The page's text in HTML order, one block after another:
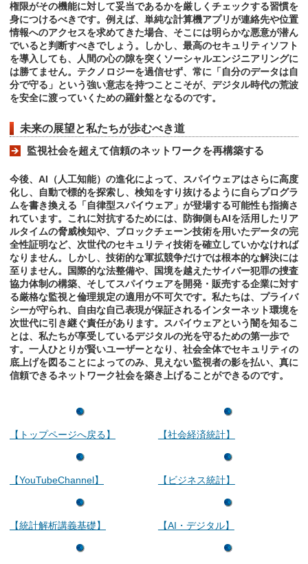
権限がその機能に対して妥当であるかを厳しくチェックする習慣を
身につけるべきです。例えば、単純な計算機アプリが連絡先や位置
情報へのアクセスを求めてきた場合、そこには明らかな悪意が潜ん
でいると判断すべきでしょう。しかし、最高のセキュリティソフト
を導入しても、人間の心の隙を突くソーシャルエンジニアリングに
は勝てません。テクノロジーを過信せず、常に「自分のデータは自
分で守る」という強い意志を持つことこそが、デジタル時代の荒波
を安全に渡っていくための羅針盤となるのです。
未来の展望と私たちが歩むべき道
監視社会を超えて信頼のネットワークを再構築する
今後、AI（人工知能）の進化によって、スパイウェアはさらに高度
化し、自動で標的を探索し、検知をすり抜けるように自らプログラ
ムを書き換える「自律型スパイウェア」が登場する可能性も指摘さ
れています。これに対抗するためには、防御側もAIを活用したリア
ルタイムの脅威検知や、ブロックチェーン技術を用いたデータの完
全性証明など、次世代のセキュリティ技術を確立していかなければ
なりません。しかし、技術的な軍拡競争だけでは根本的な解決には
至りません。国際的な法整備や、国境を越えたサイバー犯罪の捜査
協力体制の構築、そしてスパイウェアを開発・販売する企業に対す
る厳格な監視と倫理規定の適用が不可欠です。私たちは、プライバ
シーが守られ、自由な自己表現が保証されるインターネット環境を
次世代に引き継ぐ責任があります。スパイウェアという闇を知るこ
とは、私たちが享受しているデジタルの光を守るための第一歩で
す。一人ひとりが賢いユーザーとなり、社会全体でセキュリティの
底上げを図ることによってのみ、見えない監視者の影を払い、真に
信頼できるネットワーク社会を築き上げることができるのです。
【トップページへ戻る】
【YouTubeChannel】
【統計解析講義基礎】
【社会経済統計】
【ビジネス統計】
【AI・デジタル】